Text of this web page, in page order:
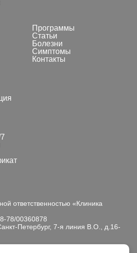
Программы
Статьи
Болезни
Симптомы
Контакты
ответственностью «Клиника
78/00360878
Петербург, 7-я линия В.О., д.16-